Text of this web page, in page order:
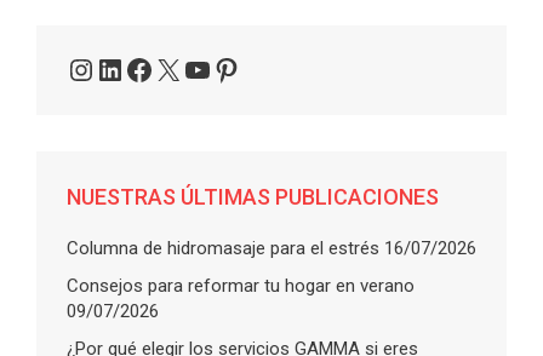
Instagram
LinkedIn
Facebook
X YouTube
Pinterest
NUESTRAS ÚLTIMAS PUBLICACIONES
Columna de hidromasaje para el estrés 16/07/2026
Consejos para reformar tu hogar en verano
09/07/2026
¿Por qué elegir los servicios GAMMA si eres